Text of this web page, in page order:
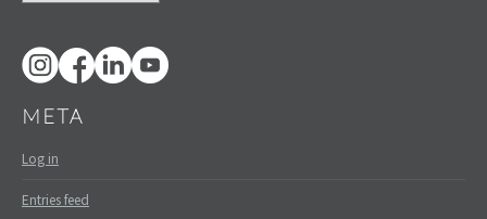
META
Log in
Entries feed